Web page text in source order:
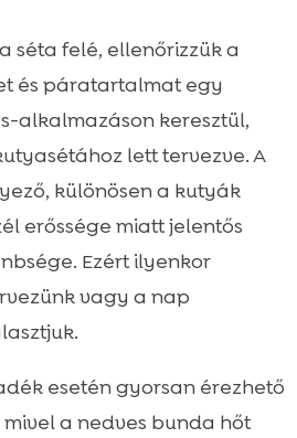
séta felé, ellenőrizzük a
és páratartalmat egy
alkalmazáson keresztül,
lett tervezve. A
különösen a kutyák
erőssége miatt jelentős
Ezért ilyenkor
vagy a nap
esetén gyorsan érezhető
a nedves bunda hőt